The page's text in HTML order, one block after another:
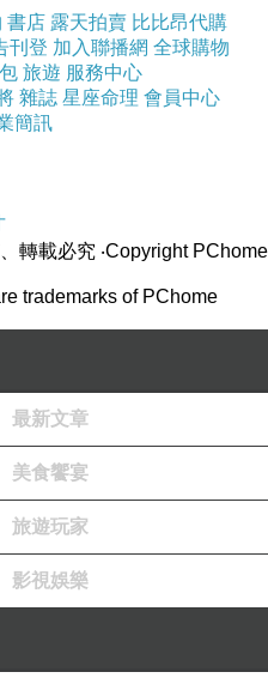
書店 露天拍賣 比比昂代購
刊登 加入聯播網 全球購物
旅遊 服務中心
雜誌 星座命理 會員中心
簡訊
轉載必究 ‧Copyright PChome
trademarks of PChome
最新文章
美食饗宴
旅遊玩家
影視娛樂